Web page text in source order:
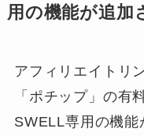
用の機能が追加
アフィリエイトリ
「ポチップ」の有
SWELL専用の機能